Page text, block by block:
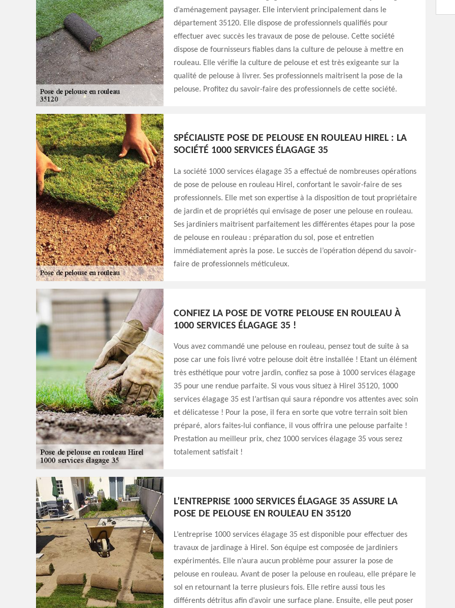
d’aménagement paysager. Elle intervient principalement dans le
département 35120. Elle dispose de professionnels qualifiés pour
effectuer avec succès les travaux de pose de pelouse. Cette société
dispose de fournisseurs fiables dans la culture de pelouse à mettre en
rouleau. Elle vérifie la culture de pelouse et est très exigeante sur la
qualité de pelouse à livrer. Ses professionnels maitrisent la pose de la
pelouse. Profitez du savoir-faire des professionnels de cette société.
SPÉCIALISTE POSE DE PELOUSE EN ROULEAU HIREL : LA
SOCIÉTÉ 1000 SERVICES ÉLAGAGE 35
La société 1000 services élagage 35 a effectué de nombreuses opérations
de pose de pelouse en rouleau Hirel, confortant le savoir-faire de ses
professionnels. Elle met son expertise à la disposition de tout propriétaire
de jardin et de propriétés qui envisage de poser une pelouse en rouleau.
Ses jardiniers maitrisent parfaitement les différentes étapes pour la pose
de pelouse en rouleau : préparation du sol, pose et entretien
immédiatement après la pose. Le succès de l’opération dépend du savoir-
faire de professionnels méticuleux.
CONFIEZ LA POSE DE VOTRE PELOUSE EN ROULEAU À
1000 SERVICES ÉLAGAGE 35 !
Vous avez commandé une pelouse en rouleau, pensez tout de suite à sa
pose car une fois livré votre pelouse doit être installée ! Etant un élément
très esthétique pour votre jardin, confiez sa pose à 1000 services élagage
35 pour une rendue parfaite. Si vous vous situez à Hirel 35120, 1000
services élagage 35 est l’artisan qui saura répondre vos attentes avec soin
et délicatesse ! Pour la pose, il fera en sorte que votre terrain soit bien
préparé, alors faites-lui confiance, il vous offrira une pelouse parfaite !
Prestation au meilleur prix, chez 1000 services élagage 35 vous serez
totalement satisfait !
L’ENTREPRISE 1000 SERVICES ÉLAGAGE 35 ASSURE LA
POSE DE PELOUSE EN ROULEAU EN 35120
L’entreprise 1000 services élagage 35 est disponible pour effectuer des
travaux de jardinage à Hirel. Son équipe est composée de jardiniers
expérimentés. Elle n’aura aucun problème pour assurer la pose de
pelouse en rouleau. Avant de poser la pelouse en rouleau, elle prépare le
sol en retournant la terre plusieurs fois. Elle retire aussi tous les
différents détritus afin d’avoir une surface plane. Ensuite, elle peut poser